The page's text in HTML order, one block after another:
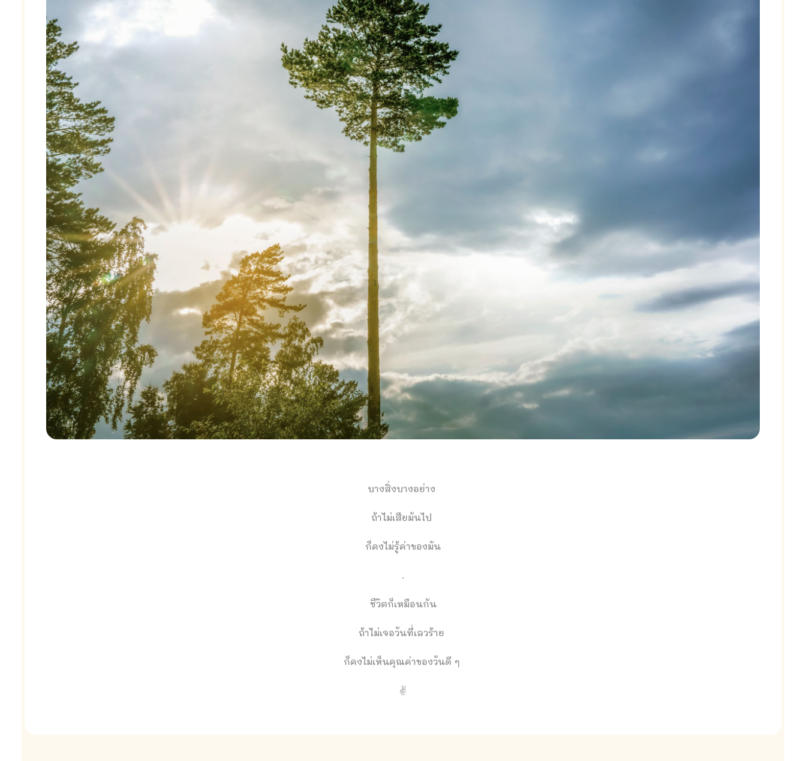
บางสิ่งบางอย่าง
ถ้าไม่เสียมันไป
ก็คงไม่รู้ค่าของมัน
.
ชีวิตก็เหมือนกัน
ถ้าไม่เจอวันที่เลวร้าย
ก็คงไม่เห็นคุณค่าของวันดี ๆ
✌